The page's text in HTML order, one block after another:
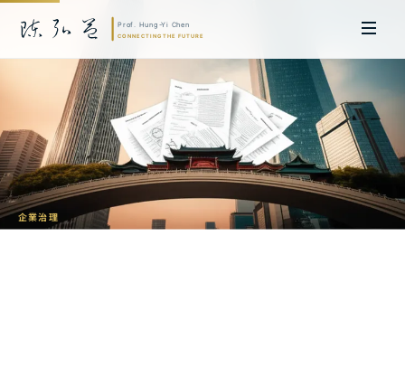
企業治理